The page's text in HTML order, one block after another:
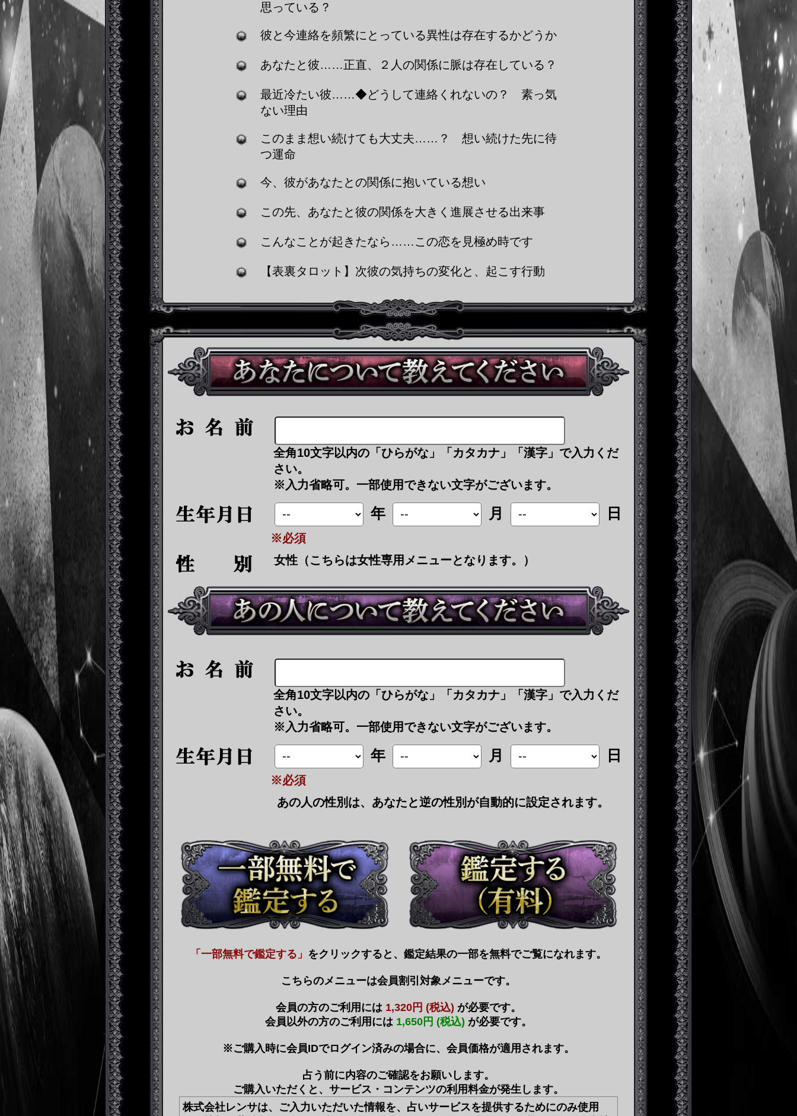
思っている？
彼と今連絡を頻繁にとっている異性は存在するかどうか
あなたと彼……正直、２人の関係に脈は存在している？
最近冷たい彼……◆どうして連絡くれないの？ 素っ気
ない理由
このまま想い続けても大丈夫……？ 想い続けた先に待
つ運命
今、彼があなたとの関係に抱いている想い
この先、あなたと彼の関係を大きく進展させる出来事
こんなことが起きたなら……この恋を見極め時です
【表裏タロット】次彼の気持ちの変化と、起こす行動
全角10文字以内の「ひらがな」「カタカナ」「漢字」で入力くだ
さい。
※入力省略可。一部使用できない文字がございます。
年 月 日
※必須
女性（こちらは女性専用メニューとなります。）
全角10文字以内の「ひらがな」「カタカナ」「漢字」で入力くだ
さい。
※入力省略可。一部使用できない文字がございます。
年 月 日
※必須
あの人の性別は、あなたと逆の性別が自動的に設定されます。
「一部無料で鑑定する」 をクリックすると、鑑定結果の一部を無料でご覧になれます。
こちらのメニューは会員割引対象メニューです。
会員の方のご利用には 1,320円 (税込) が必要です。
会員以外の方のご利用には 1,650円 (税込) が必要です。
※ご購入時に会員IDでログイン済みの場合に、会員価格が適用されます。
占う前に内容のご確認をお願いします。
ご購入いただくと、サービス・コンテンツの利用料金が発生します。
株式会社レンサは、ご入力いただいた情報を、占いサービスを提供するためにのみ使用